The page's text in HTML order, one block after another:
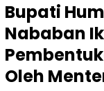
Bupati
Nababan
Oleh